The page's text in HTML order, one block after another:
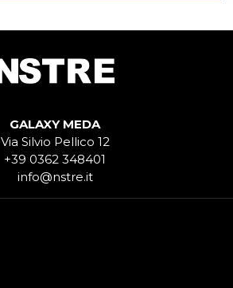
GALAXY MEDA
Via Silvio Pellico 12
+39 0362 348401
info@nstre.it